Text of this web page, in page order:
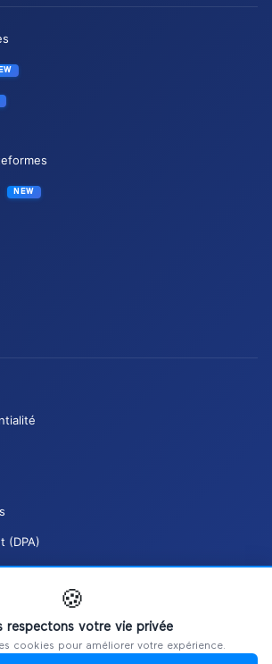
NEW
(DPA)
(DSA)
🍪
respectons votre vie privée
cookies pour améliorer votre expérience.